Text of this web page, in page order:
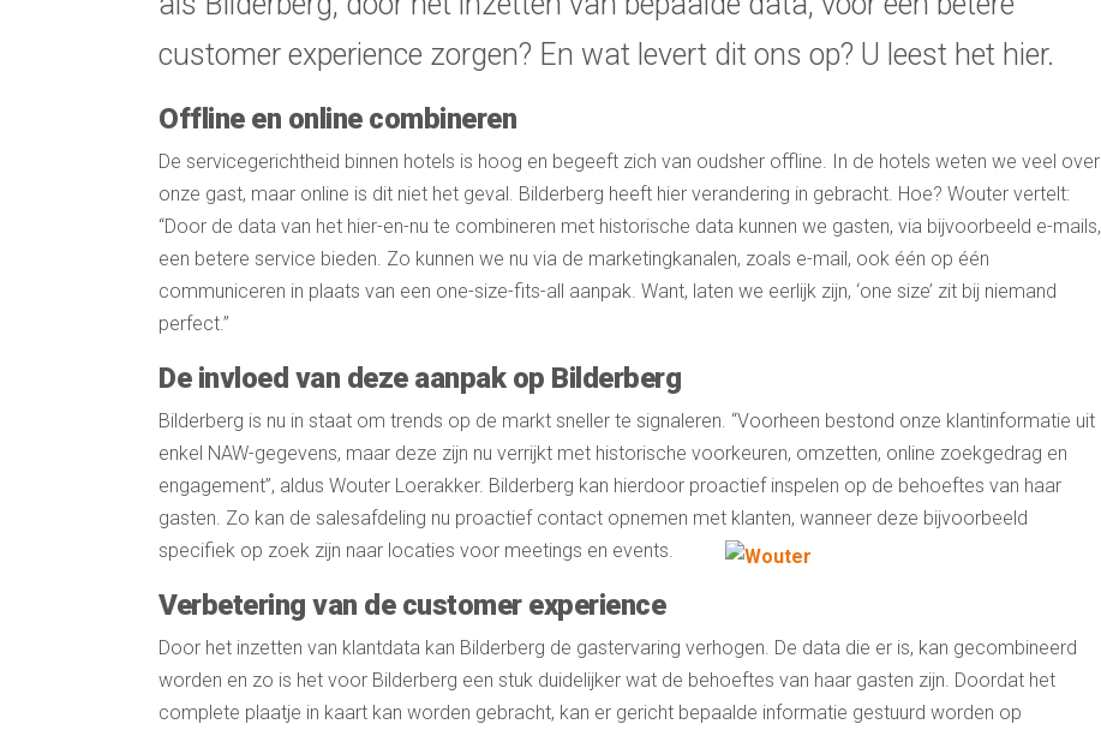
customer experience zorgen? En wat levert dit ons op? U leest het hier.
Offline en online combineren
De servicegerichtheid binnen hotels is hoog en begeeft zich van oudsher offline. In de hotels weten we veel over
onze gast, maar online is dit niet het geval. Bilderberg heeft hier verandering in gebracht. Hoe? Wouter vertelt:
“Door de data van het hier-en-nu te combineren met historische data kunnen we gasten, via bijvoorbeeld e-mails,
een betere service bieden. Zo kunnen we nu via de marketingkanalen, zoals e-mail, ook één op één
communiceren in plaats van een one-size-fits-all aanpak. Want, laten we eerlijk zijn, ‘one size’ zit bij niemand
perfect.”
De invloed van deze aanpak op Bilderberg
Bilderberg is nu in staat om trends op de markt sneller te signaleren. “Voorheen bestond onze klantinformatie uit
enkel NAW-gegevens, maar deze zijn nu verrijkt met historische voorkeuren, omzetten, online zoekgedrag en
engagement”, aldus Wouter Loerakker. Bilderberg kan hierdoor proactief inspelen op de behoeftes van haar
gasten. Zo kan de salesafdeling nu proactief contact opnemen met klanten, wanneer deze bijvoorbeeld
specifiek op zoek zijn naar locaties voor meetings en events.
Verbetering van de customer experience
Door het inzetten van klantdata kan Bilderberg de gastervaring verhogen. De data die er is, kan gecombineerd
worden en zo is het voor Bilderberg een stuk duidelijker wat de behoeftes van haar gasten zijn. Doordat het
complete plaatje in kaart kan worden gebracht, kan er gericht bepaalde informatie gestuurd worden op